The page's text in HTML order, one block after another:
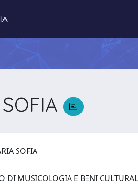
SOFIA
DI MUSICOLOGIA E BENI